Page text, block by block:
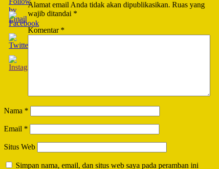
Alamat email Anda tidak akan dipublikasikan. Ruas yang
wajib ditandai *
Komentar *
Nama *
Email *
Situs Web
Simpan nama, email, dan situs web saya pada peramban ini